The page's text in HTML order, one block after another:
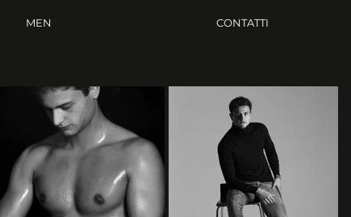
MEN CONTATTI